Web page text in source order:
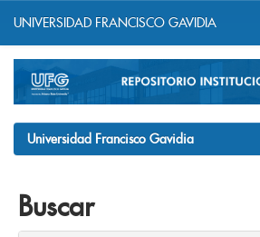
navigation
UNIVERSIDAD FRANCISCO GAVIDIA
Universidad Francisco Gavidia
Buscar